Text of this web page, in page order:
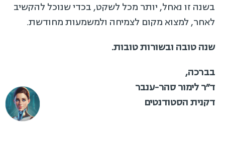
בשנה זו נאחל, יותר מכל לשקט, בכדי שנוכל להקשיב
לאחר, למצוא מקום לצמיחה ולמשמעות מחודשת.
שנה טובה ובשורות טובות.
בברכה,
ד״ר לימור סהר-ענבר
דקנית הסטודנטים